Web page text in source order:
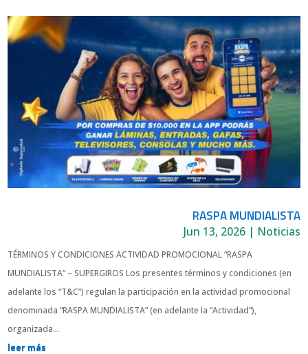
RASPA MUNDIALISTA
Jun 13, 2026| Noticias
TÉRMINOS Y CONDICIONES ACTIVIDAD PROMOCIONAL “RASPA
MUNDIALISTA” – SUPERGIROS Los presentes términos y condiciones (en
adelante los “T&C”) regulan la participación en la actividad promocional
denominada “RASPA MUNDIALISTA” (en adelante la “Actividad”),
organizada...
leer más